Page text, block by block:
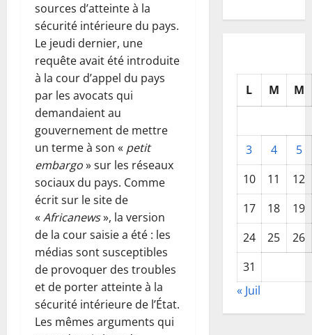
sources d’atteinte à la
sécurité intérieure du pays.
Le jeudi dernier, une
requête avait été introduite
à la cour d’appel du pays
par les avocats qui
demandaient au
gouvernement de mettre
un terme à son « petit
embargo» sur les réseaux
sociaux du pays. Comme
écrit sur le site de
«Africanews», la version
de la cour saisie a été : les
médias sont susceptibles
de provoquer des troubles
et de porter atteinte à la
sécurité intérieure de l’État.
Les mêmes arguments qui
L M M
3 4
5
10
11
12
17
18
19
24
25
26
31
« Juil